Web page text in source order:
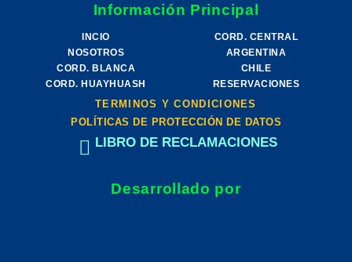
Información Principal
INCIO
NOSOTROS
CORD. BLANCA
CORD. HUAYHUASH
CORD. CENTRAL
ARGENTINA
CHILE
RESERVACIONES
TERMINOS Y CONDICIONES
POLÍTICAS DE PROTECCIÓN DE DATOS
LIBRO DE RECLAMACIONES
Desarrollado por